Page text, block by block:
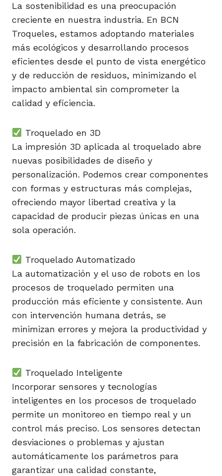
La sostenibilidad es una preocupación
creciente en nuestra industria. En BCN
Troqueles, estamos adoptando materiales
más ecológicos y desarrollando procesos
eficientes desde el punto de vista energético
y de reducción de residuos, minimizando el
impacto ambiental sin comprometer la
calidad y eficiencia.
Troquelado en 3D
La impresión 3D aplicada al troquelado abre
nuevas posibilidades de diseño y
personalización. Podemos crear componentes
con formas y estructuras más complejas,
ofreciendo mayor libertad creativa y la
capacidad de producir piezas únicas en una
sola operación.
Troquelado Automatizado
La automatización y el uso de robots en los
procesos de troquelado permiten una
producción más eficiente y consistente. Aun
con intervención humana detrás, se
minimizan errores y mejora la productividad y
precisión en la fabricación de componentes.
Troquelado Inteligente
Incorporar sensores y tecnologías
inteligentes en los procesos de troquelado
permite un monitoreo en tiempo real y un
control más preciso. Los sensores detectan
desviaciones o problemas y ajustan
automáticamente los parámetros para
garantizar una calidad constante,